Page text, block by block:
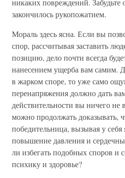
никаких повреждений. Забудьте
закончилось рукопожатием.
Мораль здесь ясна. Если вы
спор, рассчитывая заставить
позицию, дело почти всегда
нанесением ущерба вам самим.
в жарком споре, то уже само
перенапряжения должно дать
действительности вы ничего
можно продолжать доказывать,
победительница, вызывая у себя
повышение давления и
ли избегать подобных споров и
психику и здоровье?